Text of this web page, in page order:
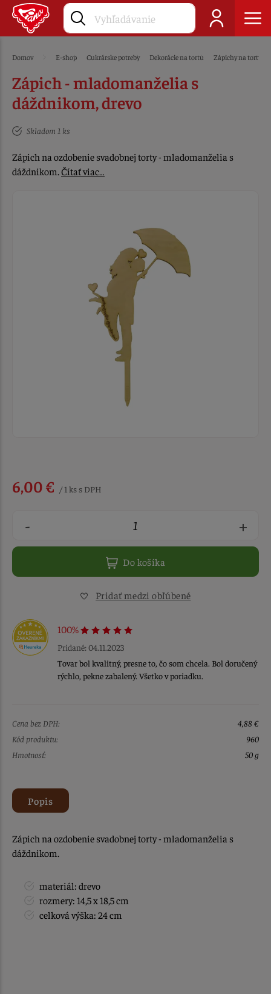
Domov E-shop Cukrárske potreby Dekorácie na tortu Zápichy na tortu
Zápich - mladomanželia s
dáždnikom, drevo
Skladom 1 ks
Zápich na ozdobenie svadobnej torty - mladomanželia s
dáždnikom.Čítať viac…
6,00 € / 1 ks s DPH
- +
Do košíka
Pridať medzi obľúbené
100%
Pridané: 04.11.2023
Tovar bol kvalitný, presne to, čo som chcela. Bol doručený
rýchlo, pekne zabalený. Všetko v poriadku.
Cena bez DPH:
4,88 €
Kód produktu:
960
Hmotnosť:
50 g
Popis
Zápich na ozdobenie svadobnej torty - mladomanželia s
dáždnikom.
materiál: drevo
rozmery: 14,5 x 18,5 cm
celková výška: 24 cm